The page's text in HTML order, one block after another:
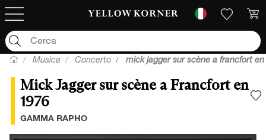
Musica Concerto mick jagger sur scène a francfort en
Mick Jagger sur scène a Francfort en
1976
GAMMA RAPHO